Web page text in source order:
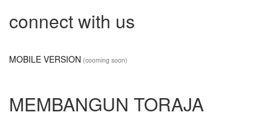
connect with us
MOBILE VERSION (cooming soon)
MEMBANGUN TORAJA